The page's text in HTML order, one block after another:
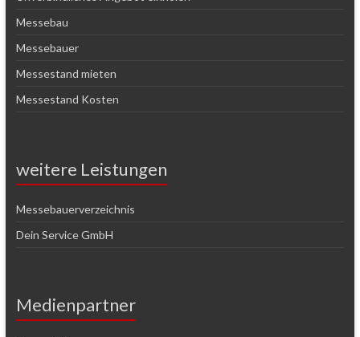
Messebau
Messebauer
Messestand mieten
Messestand Kosten
weitere Leistungen
Messebauerverzeichnis
Dein Service GmbH
Medienpartner